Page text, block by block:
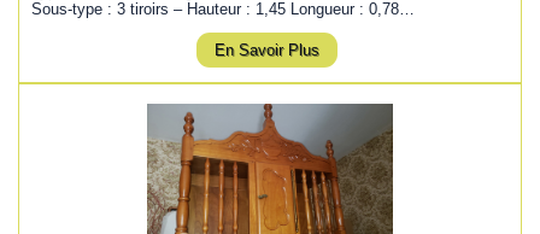
Sous-type : 3 tiroirs – Hauteur : 1,45 Longueur : 0,78…
En Savoir Plus